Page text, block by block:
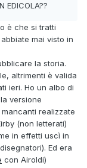
EDICOLA??
è che si tratti
mai visto in
la storia.
altrimenti è valida
ieri. Ho un albo di
versione
realizzate
(non letterati)
in effetti uscì in
Ed era
con Airoldi)